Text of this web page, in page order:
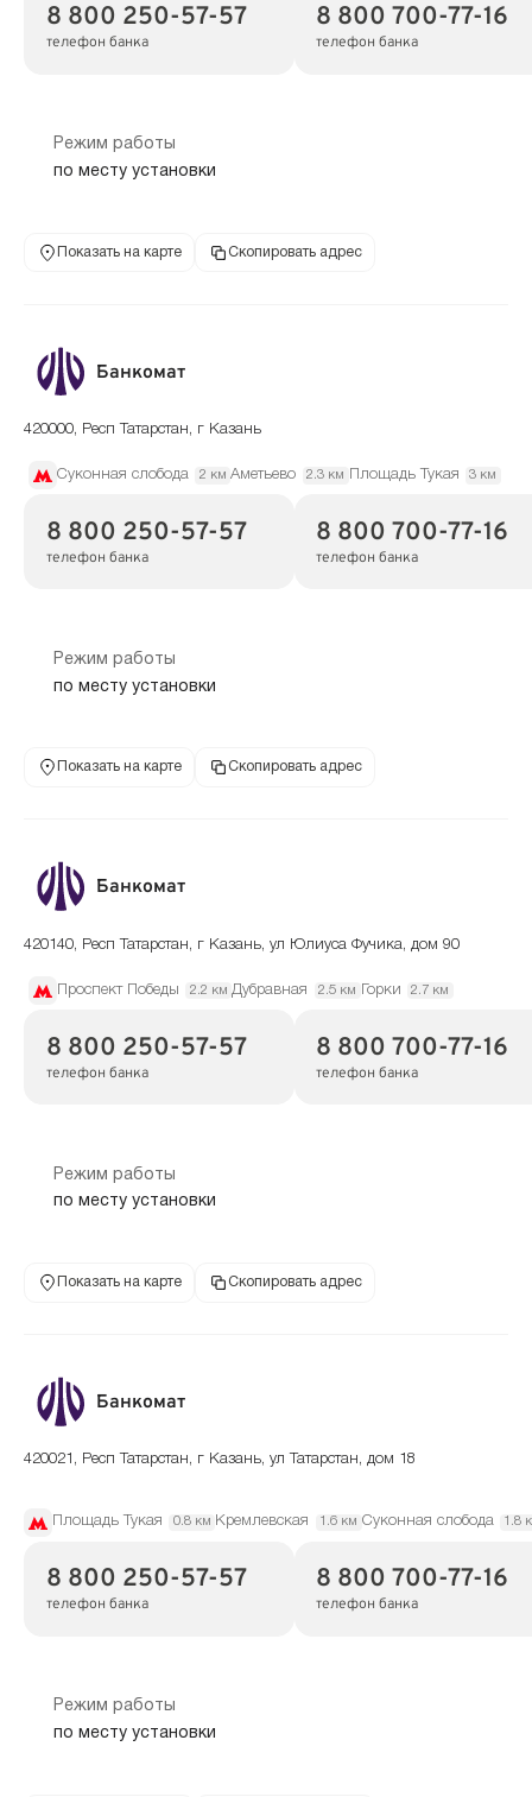
8 800 250-57-57
телефон банка
8 800 700-77-16
телефон банка
Режим работы
по месту установки
Показать на карте Скопировать адрес
Банкомат
420000, Респ Татарстан, г Казань
Суконная слобода 2 км Аметьево 2.3 км Площадь Тукая 3 км
8 800 250-57-57
телефон банка
8 800 700-77-16
телефон банка
Режим работы
по месту установки
Показать на карте Скопировать адрес
Банкомат
420140, Респ Татарстан, г Казань, ул Юлиуса Фучика, дом 90
Проспект Победы 2.2 км Дубравная 2.5 км Горки 2.7 км
8 800 250-57-57
телефон банка
8 800 700-77-16
телефон банка
Режим работы
по месту установки
Показать на карте Скопировать адрес
Банкомат
420021, Респ Татарстан, г Казань, ул Татарстан, дом 18
Площадь Тукая 0.8 км Кремлевская 1.6 км Суконная слобода 1.8
8 800 250-57-57
телефон банка
8 800 700-77-16
телефон банка
Режим работы
по месту установки